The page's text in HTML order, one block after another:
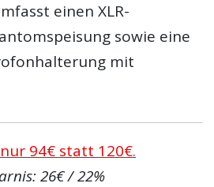
einen XLR-
sowie eine
mit
94€ statt 120€.
26€ / 22%